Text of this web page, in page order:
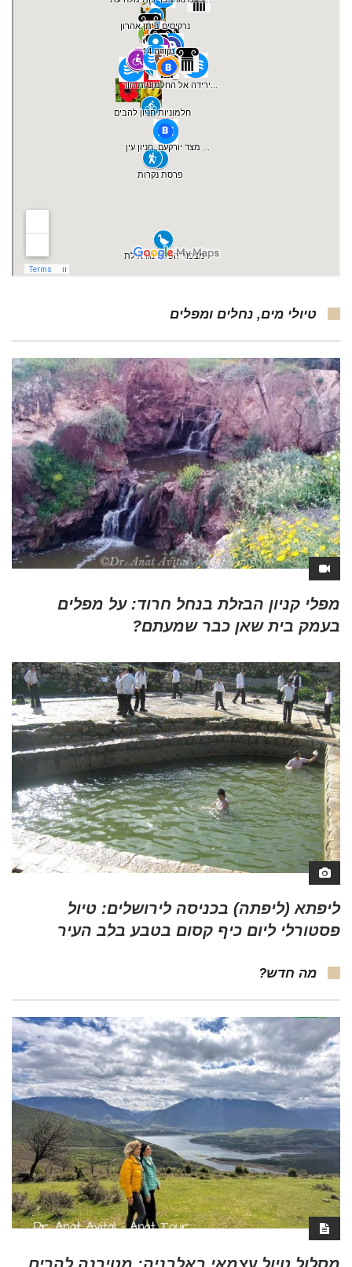
טיולי מים, נחלים ומפלים
מפלי קניון הבזלת בנחל חרוד: על מפלים
בעמק בית שאן כבר שמעתם?
ליפתא (ליפתה) בכניסה לירושלים: טיול
פסטורלי ליום כיף קסום בטבע בלב העיר
מה חדש?